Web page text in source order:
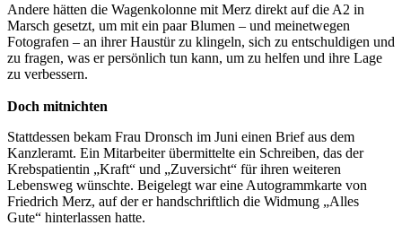
Andere hätten die Wagenkolonne mit Merz direkt auf die A2 in
Marsch gesetzt, um mit ein paar Blumen – und meinetwegen
Fotografen – an ihrer Haustür zu klingeln, sich zu entschuldigen und
zu fragen, was er persönlich tun kann, um zu helfen und ihre Lage
zu verbessern.
Doch mitnichten
Stattdessen bekam Frau Dronsch im Juni einen Brief aus dem
Kanzleramt. Ein Mitarbeiter übermittelte ein Schreiben, das der
Krebspatientin „Kraft“ und „Zuversicht“ für ihren weiteren
Lebensweg wünschte. Beigelegt war eine Autogrammkarte von
Friedrich Merz, auf der er handschriftlich die Widmung „Alles
Gute“ hinterlassen hatte.